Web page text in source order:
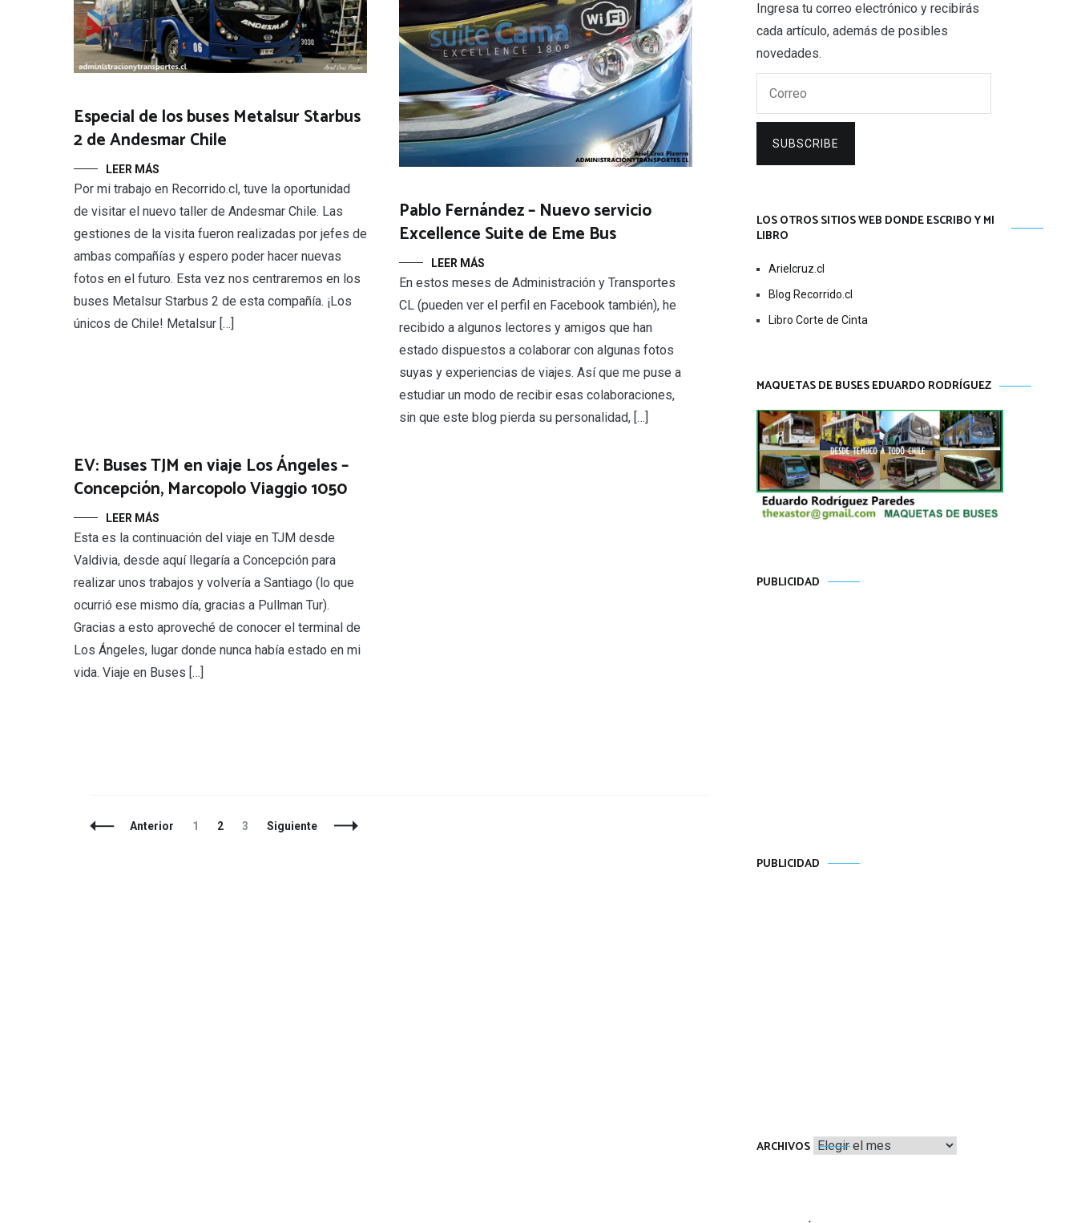
Especial de los buses Metalsur Starbus
2 de Andesmar Chile
LEER MÁS
Por mi trabajo en Recorrido.cl, tuve la oportunidad
de visitar el nuevo taller de Andesmar Chile. Las
gestiones de la visita fueron realizadas por jefes de
ambas compañías y espero poder hacer nuevas
fotos en el futuro. Esta vez nos centraremos en los
buses Metalsur Starbus 2 de esta compañía. ¡Los
únicos de Chile! Metalsur […]
Pablo Fernández – Nuevo servicio
Excellence Suite de Eme Bus
LEER MÁS
En estos meses de Administración y Transportes
CL (pueden ver el perfil en Facebook también), he
recibido a algunos lectores y amigos que han
estado dispuestos a colaborar con algunas fotos
suyas y experiencias de viajes. Así que me puse a
estudiar un modo de recibir esas colaboraciones,
sin que este blog pierda su personalidad, […]
EV: Buses TJM en viaje Los Ángeles –
Concepción, Marcopolo Viaggio 1050
LEER MÁS
Esta es la continuación del viaje en TJM desde
Valdivia, desde aquí llegaría a Concepción para
realizar unos trabajos y volvería a Santiago (lo que
ocurrió ese mismo día, gracias a Pullman Tur).
Gracias a esto aproveché de conocer el terminal de
Los Ángeles, lugar donde nunca había estado en mi
vida. Viaje en Buses […]
NavegaciónAnterior Página
1 Página
2 Página
3 Siguiente
Ingresa tu correo electrónico y recibirás
cada artículo, además de posibles
novedades.
SUBSCRIBE
LOS OTROS SITIOS WEB DONDE ESCRIBO Y MI
LIBRO
Arielcruz.cl
Blog Recorrido.cl
Libro Corte de Cinta
MAQUETAS DE BUSES EDUARDO RODRÍGUEZ
PUBLICIDAD
PUBLICIDAD
ARCHIVOS Archivos